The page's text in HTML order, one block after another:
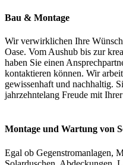
Bau & Montage
Wir verwirklichen Ihre
Oase. Vom Aushub bis zur
haben Sie einen
kontaktieren können. Wir
gewissenhaft und nachhaltig.
jahrzehntelang Freude mit
Montage und Wartung von
Egal ob Gegenstromanlagen,